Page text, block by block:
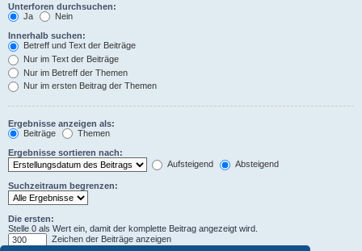
Unterforen durchsuchen:
Ja
Nein
Innerhalb suchen:
Betreff und Text der Beiträge
Nur im Text der Beiträge
Nur im Betreff der Themen
Nur im ersten Beitrag der Themen
Ergebnisse anzeigen als:
Beiträge
Themen
Ergebnisse sortieren nach:
Aufsteigend
Absteigend
Suchzeitraum begrenzen:
Die ersten:
Stelle 0 als Wert ein, damit der komplette Beitrag angezeigt wird.
Zeichen der Beiträge anzeigen